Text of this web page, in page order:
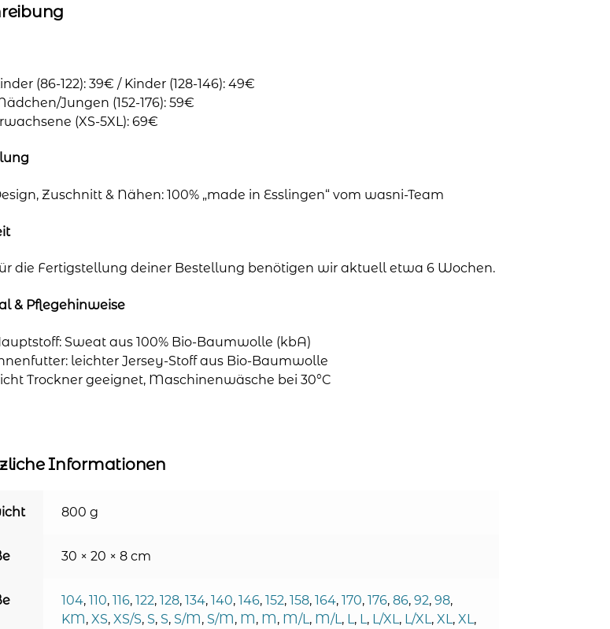
(86-122): 39€ / Kinder (128-146): 49€
Jungen (152-176): 59€
(XS-5XL): 69€
Zuschnitt & Nähen: 100% „made in Esslingen“ vom wasni-Team
die Fertigstellung deiner Bestellung benötigen wir aktuell etwa 6 Wochen.
& Pflegehinweise
Sweat aus 100% Bio-Baumwolle (kbA)
leichter Jersey-Stoff aus Bio-Baumwolle
Trockner geeignet, Maschinenwäsche bei 30°C
Informationen
800 g
30 × 20 × 8 cm
104, 110, 116, 122, 128, 134, 140, 146, 152, 158, 164, 170, 176, 86, 92, 98,
KM, XS, XS/S, S, S, S/M, S/M, M, M, M/L, M/L, L, L, L/XL, L/XL, XL, XL,